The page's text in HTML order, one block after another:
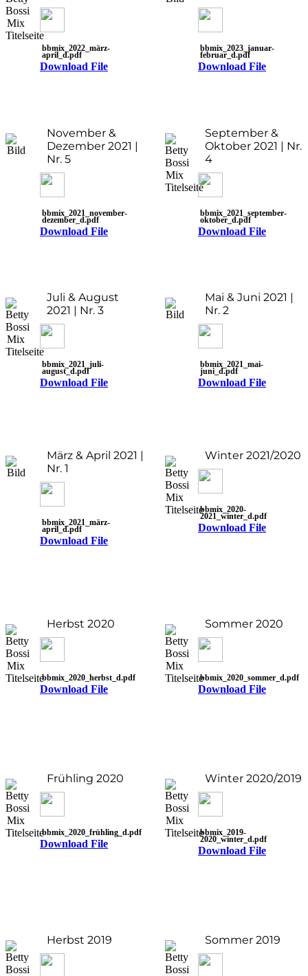
bbmix_2022_märz-
april_d.pdf
Download File
bbmix_2023_januar-
februar_d.pdf
Download File
November &
Dezember 2021 |
Nr. 5
bbmix_2021_november-
dezember_d.pdf
Download File
September &
Oktober 2021 | Nr.
4
bbmix_2021_september-
oktober_d.pdf
Download File
Juli & August
2021 | Nr. 3
bbmix_2021_juli-
august_d.pdf
Download File
Mai & Juni 2021 |
Nr. 2
bbmix_2021_mai-
juni_d.pdf
Download File
März & April 2021 |
Nr. 1
bbmix_2021_märz-
april_d.pdf
Download File
Winter 2021/2020
bbmix_2020-
2021_winter_d.pdf
Download File
Herbst 2020
bbmix_2020_herbst_d.pdf
Download File
Sommer 2020
bbmix_2020_sommer_d.pdf
Download File
Frühling 2020
bbmix_2020_frühling_d.pdf
Download File
Winter 2020/2019
bbmix_2019-
2020_winter_d.pdf
Download File
Herbst 2019 Sommer 2019